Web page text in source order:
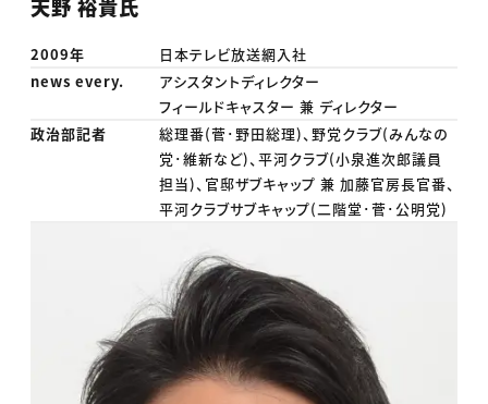
天野 裕貴氏
2009年
日本テレビ放送網入社
news every.
アシスタントディレクター
フィールドキャスター 兼 ディレクター
政治部記者
総理番(菅･野田総理)、野党クラブ(みんなの
党･維新など)、平河クラブ(小泉進次郎議員
担当)、官邸ザブキャップ 兼 加藤官房長官番、
平河クラブサブキャップ(二階堂･菅･公明党)